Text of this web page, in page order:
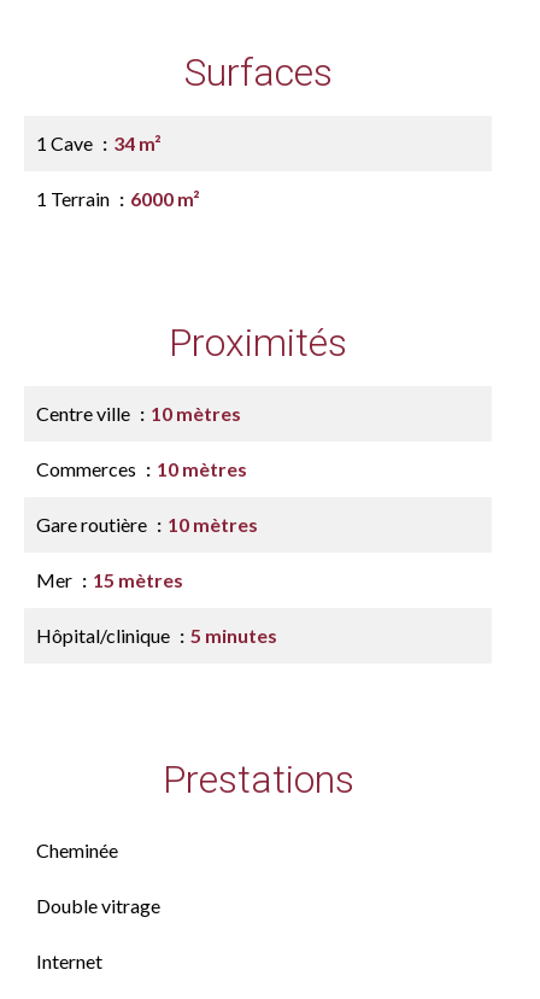
Surfaces
1 Cave 34 m²
1 Terrain 6000 m²
Proximités
Centre ville 10 mètres
Commerces 10 mètres
Gare routière 10 mètres
Mer 15 mètres
Hôpital/clinique 5 minutes
Prestations
Cheminée
Double vitrage
Internet